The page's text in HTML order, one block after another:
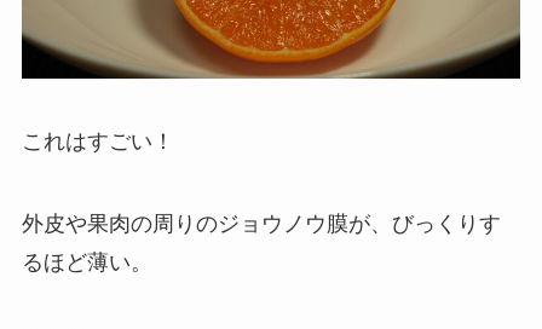
これはすごい！
外皮や果肉の周りのジョウノウ膜が、びっくりす
るほど薄い。